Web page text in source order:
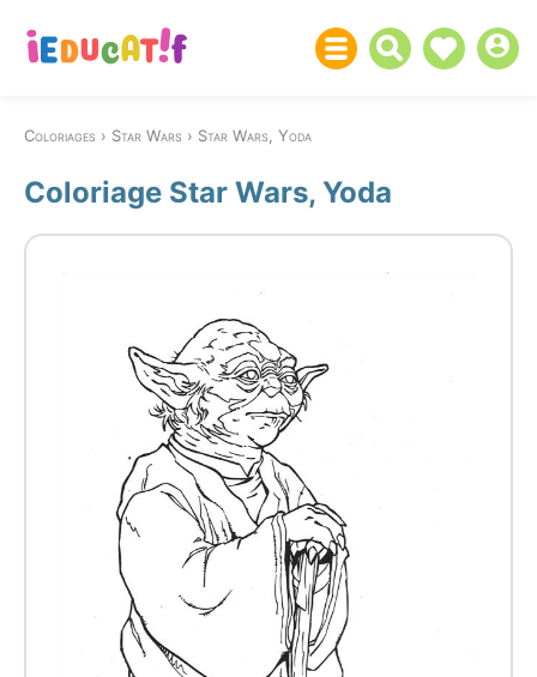
Coloriages Star Wars Star Wars, Yoda
Coloriage Star Wars, Yoda